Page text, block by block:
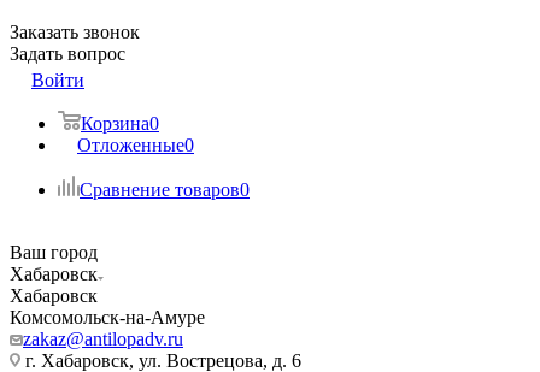
Заказать звонок
Задать вопрос
Войти
Корзина0
Отложенные0
Сравнение товаров0
Ваш город
Хабаровск
Хабаровск
Комсомольск-на-Амуре
zakaz@antilopadv.ru
г. Хабаровск, ул. Вострецова, д. 6